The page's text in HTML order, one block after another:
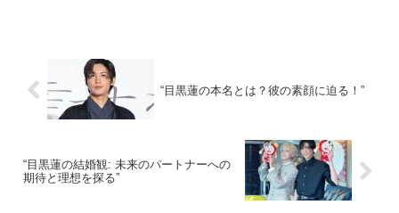
“目黒蓮の本名とは？彼の素顔に迫る！”
“目黒蓮の結婚観: 未来のパートナーへの
期待と理想を探る”